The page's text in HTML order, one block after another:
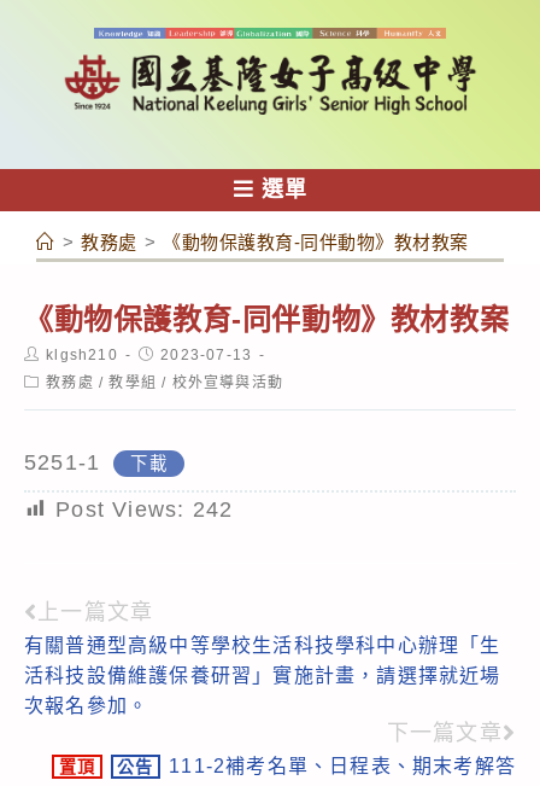
容
選單
> 教務處 > 《動物保護教育-同伴動物》教材教案
《動物保護教育-同伴動物》教材教案
Post
author:
klgsh210
Post
published:
2023-07-13
Post教務處 / 教學組 / 校外宣導與活動
5251-1 下載
Post Views: 242
Read
more
articles
上一篇文章
有關普通型高級中等學校生活科技學科中心辦理「生
活科技設備維護保養研習」實施計畫，請選擇就近場
次報名參加。
下一篇文章
置頂 公告 111-2補考名單、日程表、期末考解答